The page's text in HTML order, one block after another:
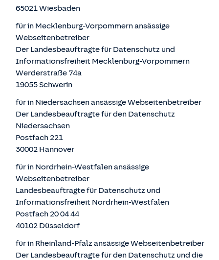
65021 Wiesbaden
für in Mecklenburg-Vorpommern ansässige
Webseitenbetreiber
Der Landesbeauftragte für Datenschutz und
Informationsfreiheit Mecklenburg-Vorpommern
Werderstraße 74a
19055 Schwerin
für in Niedersachsen ansässige Webseitenbetreiber
Der Landesbeauftragte für den Datenschutz
Niedersachsen
Postfach 221
30002 Hannover
für in Nordrhein-Westfalen ansässige
Webseitenbetreiber
Landesbeauftragte für Datenschutz und
Informationsfreiheit Nordrhein-Westfalen
Postfach 20 04 44
40102 Düsseldorf
für in Rheinland-Pfalz ansässige Webseitenbetreiber
Der Landesbeauftragte für den Datenschutz und die